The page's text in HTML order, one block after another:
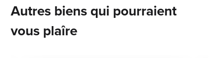
Autres biens qui pourraient
vous plaîre